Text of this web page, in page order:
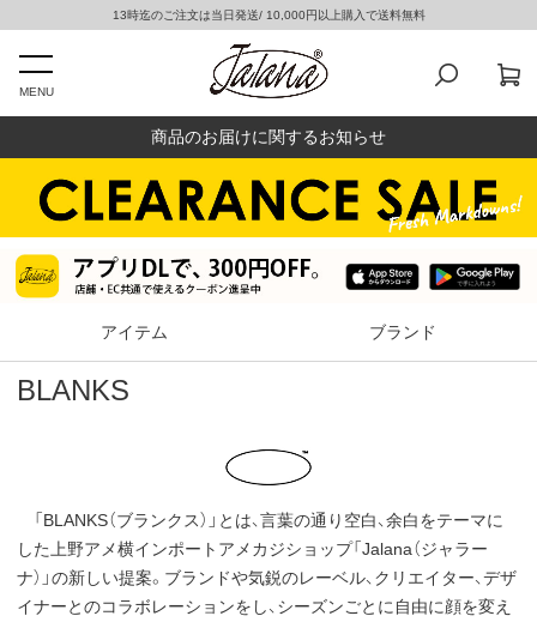
13時迄のご注文は当日発送/ 10,000円以上購入で送料無料
MENU
商品のお届けに関するお知らせ
アイテム ブランド
BLANKS
「BLANKS（ブランクス）」とは、言葉の通り空白、余白をテーマに
した上野アメ横インポートアメカジショップ「Jalana（ジャラー
ナ）」の新しい提案。ブランドや気鋭のレーベル、クリエイター、デザ
イナーとのコラボレーションをし、シーズンごとに自由に顔を変え